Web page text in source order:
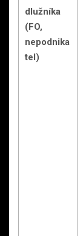
dlužníka
(FO,
nepodnika
tel)